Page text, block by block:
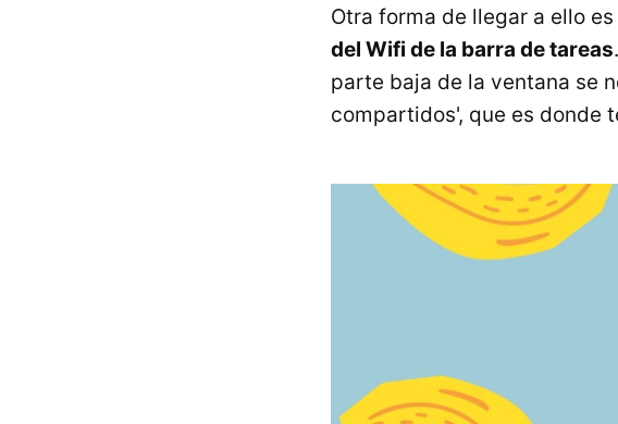
Otra forma de llegar a ello es
del Wifi de la barra de tareas
parte baja de la ventana se
compartidos', que es donde